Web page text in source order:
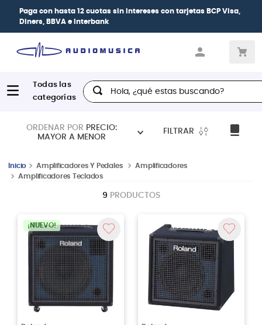
Paga conhasta 12 cuotas sin interesescon tarjetas BCP Visa,
Diners, BBVA e Interbank
Hola, ¿qué estas buscando?
ORDENAR POR PRECIO:
MAYOR A MENOR
FILTRAR
Amplificadores Y Pedales
Amplificadores
Amplificadores Teclados
9 PRODUCTOS
¡NUEVO!